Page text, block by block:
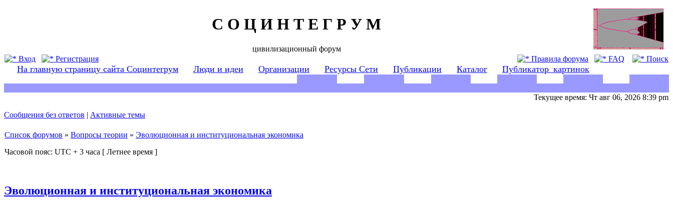
С О Ц И Н Т Е Г Р У М
цивилизационный форум
Вход
Регистрация Правила форума FAQ Поиск
На главную страницу сайта Социнтегрум Люди и идеи Организации Ресурсы Сети Публикации Каталог Публикатор_картинок
Текущее время: Чт авг 06, 2026 8:39 pm
Сообщения без ответов | Активные темы
Список форумов » Вопросы теории » Эволюционная и институциональная экономика
Часовой пояс: UTC + 3 часа [ Летнее время ]
Эволюционная и институциональная экономика